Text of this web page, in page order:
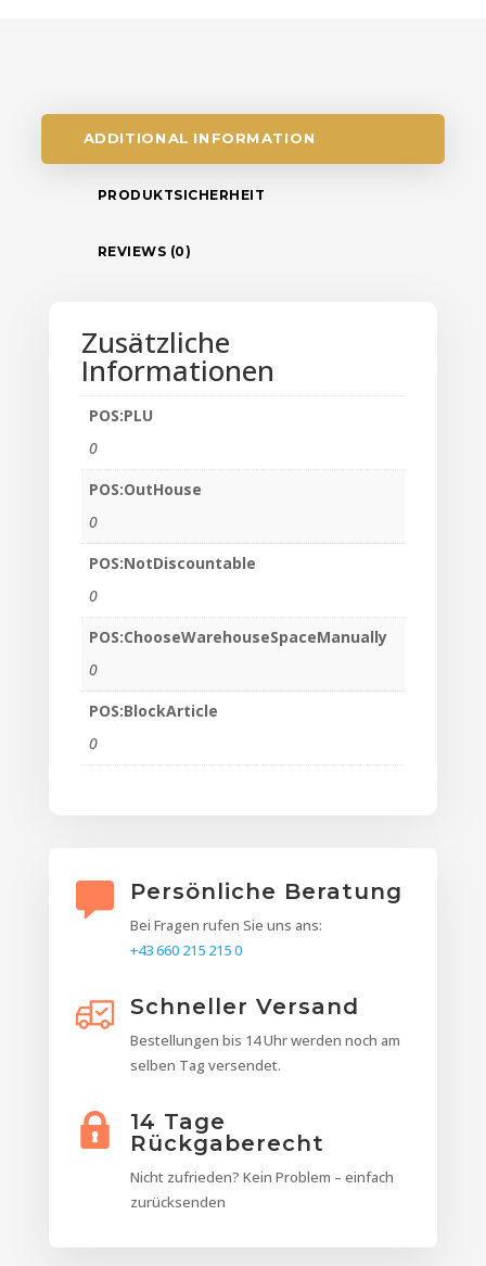
ADDITIONAL INFORMATION
PRODUKTSICHERHEIT
REVIEWS (0)
Zusätzliche
Informationen
POS:PLU
0
POS:OutHouse
0
POS:NotDiscountable
0
POS:ChooseWarehouseSpaceManually
0
POS:BlockArticle
0
Persönliche Beratung
Bei Fragen rufen Sie uns ans:
+43 660 215 215 0
Schneller Versand
Bestellungen bis 14 Uhr werden noch am
selben Tag versendet.
14 Tage
Rückgaberecht
Nicht zufrieden? Kein Problem – einfach
zurücksenden